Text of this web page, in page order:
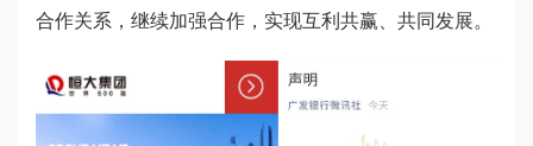
合作关系，继续加强合作，实现互利共赢、共同发展。